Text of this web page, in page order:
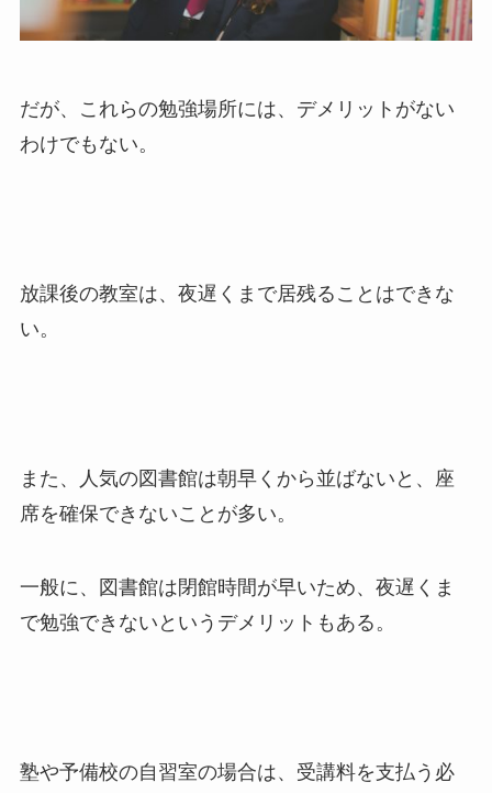
だが、これらの勉強場所には、デメリットがない
わけでもない。
放課後の教室は、夜遅くまで居残ることはできな
い。
また、人気の図書館は朝早くから並ばないと、座
席を確保できないことが多い。
一般に、図書館は閉館時間が早いため、夜遅くま
で勉強できないというデメリットもある。
塾や予備校の自習室の場合は、受講料を支払う必